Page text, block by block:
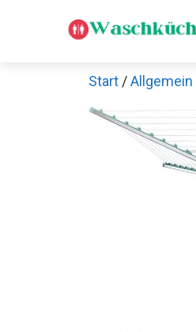
Start /Allgemein